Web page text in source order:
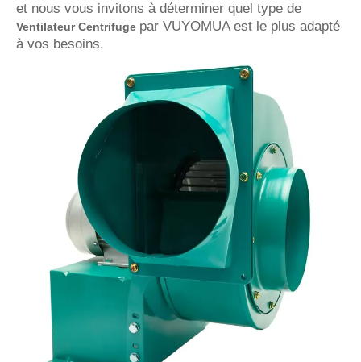
et nous vous invitons à déterminer quel type de
Ventilateur Centrifuge par VUYOMUA est le plus adapté
à vos besoins.